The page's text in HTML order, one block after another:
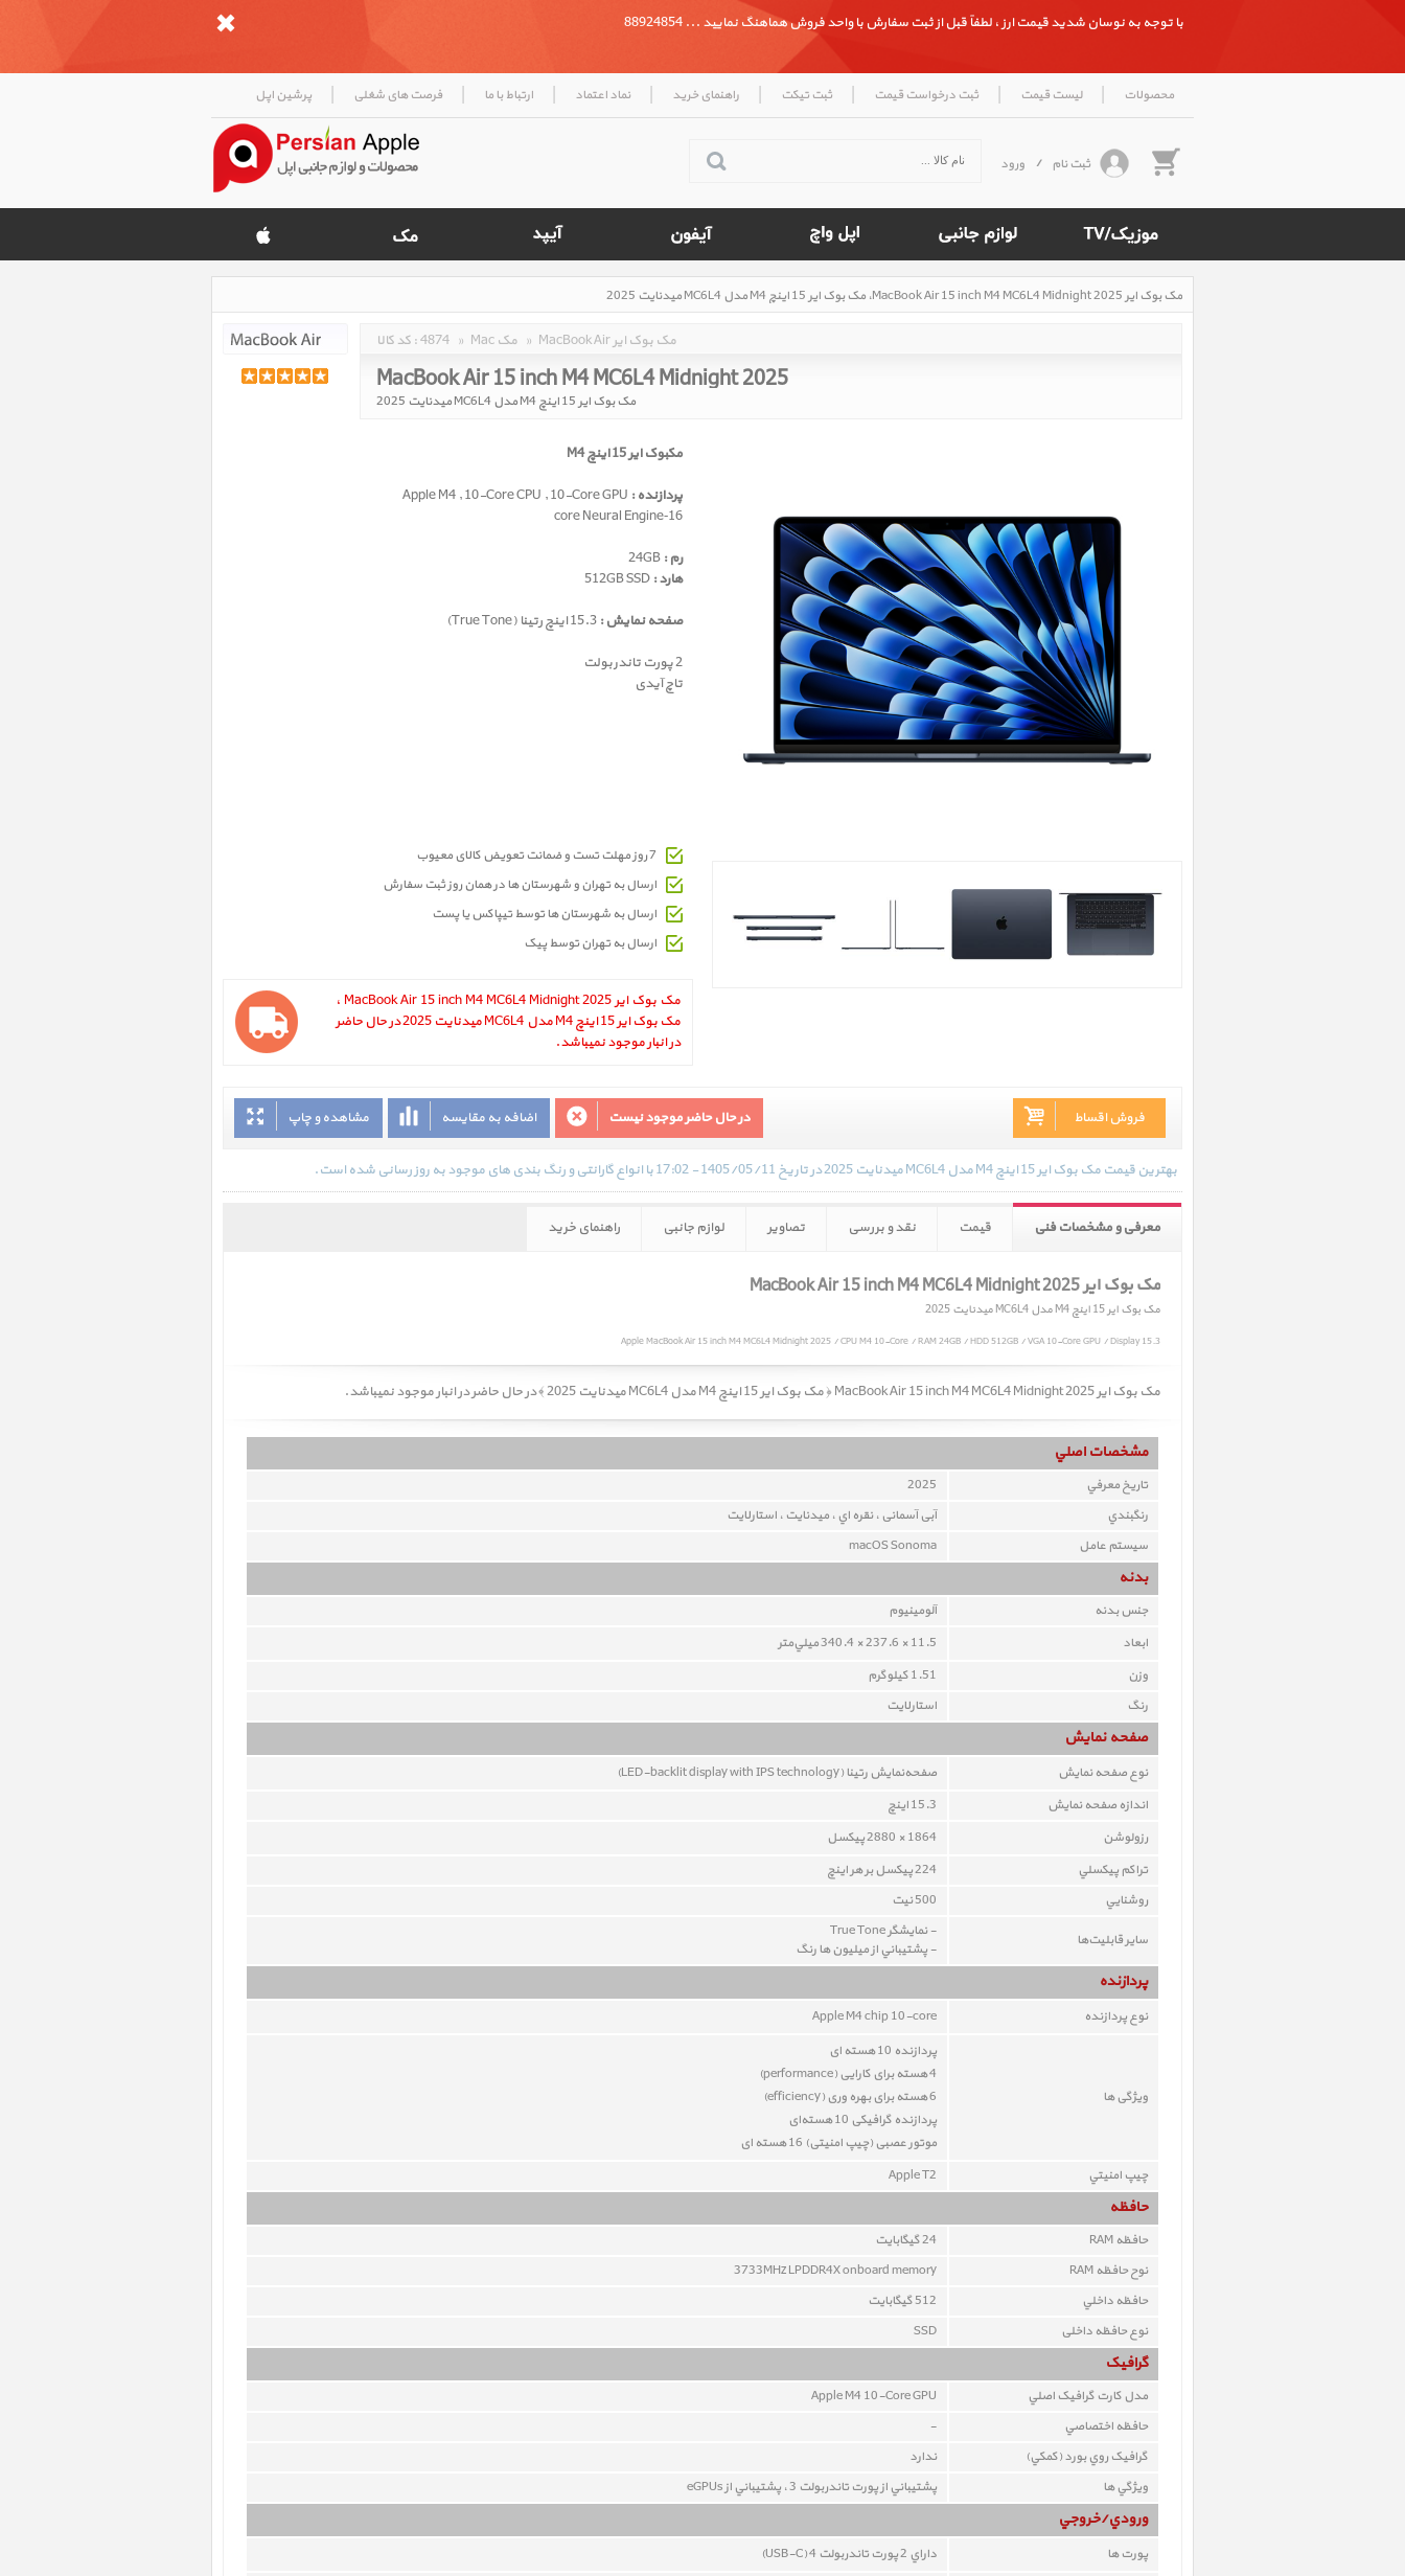
با توجه به نوسان شدید قیمت ارز ، لطفاً قبل از ثبت سفارش با واحد فروش هماهنگ نمایید ... 88924854
محصولات | لیست قیمت | ثبت درخواست قیمت | ثبت تیکت | راهنمای خرید | نماد اعتماد | ارتباط با ما | فرصت های شغلی | پرشین اپل
ثبت نام / ورود
مک بوک ایر MacBook Air 15 inch M4 MC6L4 Midnight 2025، مک بوک ایر 15 اینچ M4 مدل MC6L4 میدنایت 2025
Rated
کد کالا :4874 » Mac مک » MacBook Air مک بوک ایر
MacBook Air 15 inch M4 MC6L4 Midnight 2025
مک بوک ایر 15 اینچ M4 مدل MC6L4 میدنایت 2025
مکبوک ایر 15 اینچ M4
پردازنده :
16‑core Neural Engine
رم :
هارد :
صفحه نمایش :
2 پورت تاندربولت
تاچ آیدی
7 روز مهلت تست و ضمانت تعویض کالای معیوب
ارسال به تهران و شهرستان ها در همان روز ثبت سفارش
ارسال به شهرستان ها توسط تیپاکس یا پست
ارسال به تهران توسط پیک
مک بوک ایر MacBook Air 15 inch M4 MC6L4 Midnight 2025 ،
مک بوک ایر 15 اینچ M4 مدل MC6L4 میدنایت 2025 در حال حاضر
در انبار موجود نمیباشد.
مشاهده و چاپ اضافه به مقایسه در حال حاضر موجود نیست فروش اقساط
بهترین قیمت مک بوک ایر 15 اینچ M4 مدل MC6L4 میدنایت 2025 در تاریخ 1405/05/11 - 17:02 با انواع گارانتی و رنگ بندی های موجود به روز رسانی شده است.
معرفی و مشخصات فنی قیمت نقد و بررسی تصاویر لوازم جانبی راهنمای خرید
مک بوک ایر MacBook Air 15 inch M4 MC6L4 Midnight 2025
مک بوک ایر 15 اینچ M4 مدل MC6L4 میدنایت 2025
Apple MacBook Air 15 inch M4 MC6L4 Midnight 2025 / CPU M4 10-Core / RAM 24GB / HDD 512GB / VGA 10-Core GPU / Display 15.3
مک بوک ایر MacBook Air 15 inch M4 MC6L4 Midnight 2025 ﴿ مک بوک ایر 15 اینچ M4 مدل MC6L4 میدنایت 2025 ﴾ در حال حاضر در انبار موجود نمیباشد.
مشخصات اصلي
تاريخ معرفي
2025
رنگبندي
آبی آسمانی ، نقره اي ، میدنایت ، استارلایت
سيستم عامل
macOS Sonoma
بدنه
جنس بدنه
آلومينيوم
ابعاد
11.5 × 237.6 × 340.4 ميلي‌متر
وزن
1.51 کيلوگرم
رنگ
استارلایت
صفحه نمايش
نوع صفحه نمايش
صفحه‌نمايش رتينا (LED-backlit display with IPS technology)
اندازه صفحه نمايش
15.3 اينچ
رزولوشن
1864 × 2880 پيکسل
تراکم پيکسلي
224 پيکسل بر هر اينچ
روشنايي
500 نيت
ساير قابليت‌ها
- نمايشگر True Tone
- پشتيباني از ميليون ها رنگ
پردازنده
نوع پردازنده Apple M4 chip 10-core
ویژگی ها
پردازنده 10 هسته ای
4 هسته برای کارایی (performance)
6 هسته برای بهره وری (
efficiency
)
پردازنده گرافیکی 10
هسته‌ای
موتور عصبی (چیپ امنیتی) 16 هسته ای
چيپ امنيتي
Apple T2
حافظه
حافظه RAM
24 گيگابايت
نوح حافظه RAM
3733MHz LPDDR4X onboard memory
حافظه داخلي
512 گیگابایت
نوع حافظه داخلی
SSD
گرافيک
مدل کارت گرافيک اصلي
Apple M4 10-Core GPU
حافظه اختصاصي
-
گرافيک روي بورد (کمکي)
ندارد
ويژگي ها
پشتيباني از پورت تاندربولت 3 ، پشتيباني از eGPUs
ورودي/خروجي
پورت ها
داراي 2 پورت تاندربولت 4 (USB-C)